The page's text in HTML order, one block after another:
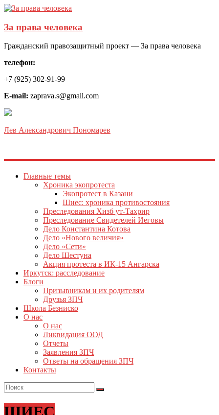
За права человека
Гражданский правозащитный проект — За права человека
телефон:
+7 (925) 302-91-99
E-mail: zaprava.s@gmail.com
Лев Александрович Пономарев
Главные темы
Хроника экопротеста
Экопротест в Казани
Шиес: хроника противостояния
Преследования Хизб ут-Тахрир
Преследование Свидетелей Иеговы
Дело Константина Котова
Дело «Нового величия»
Дело «Сети»
Дело Шестуна
Акция протеста в ИК-15 Ангарска
Иркутск: расследование
Блоги
Призывникам и их родителям
Друзья ЗПЧ
Школа Безниско
О нас
О нас
Ликвидация ООД
Отчеты
Заявления ЗПЧ
Ответы на обращения ЗПЧ
Контакты